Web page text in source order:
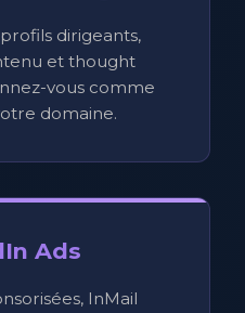
dirigeants,
et thought
vous comme
domaine.
Ads
InMail